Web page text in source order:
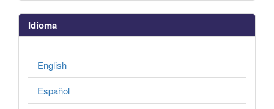
Idioma
English
Español